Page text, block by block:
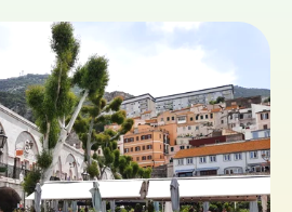
DE
UK
Biglietti